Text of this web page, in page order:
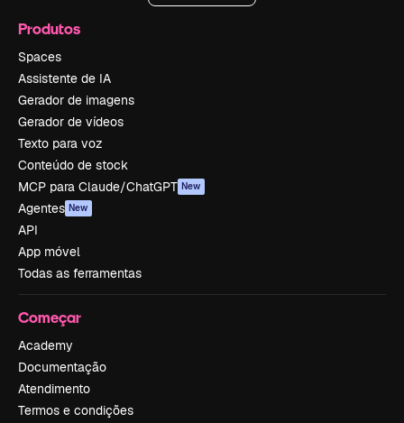
Produtos
Spaces
Assistente de IA
Gerador de imagens
Gerador de vídeos
Texto para voz
Conteúdo de stock
MCP para Claude/ChatGPT New
Agentes New
API
App móvel
Todas as ferramentas
Começar
Academy
Documentação
Atendimento
Termos e condições